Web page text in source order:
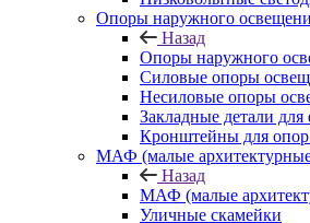
Опоры наружного
Назад
Опоры наружного
Силовые опоры
Несиловые опоры
Закладные детали для
Кронштейны для
МАФ (малые
Назад
МАФ (малые
Уличные скамейки